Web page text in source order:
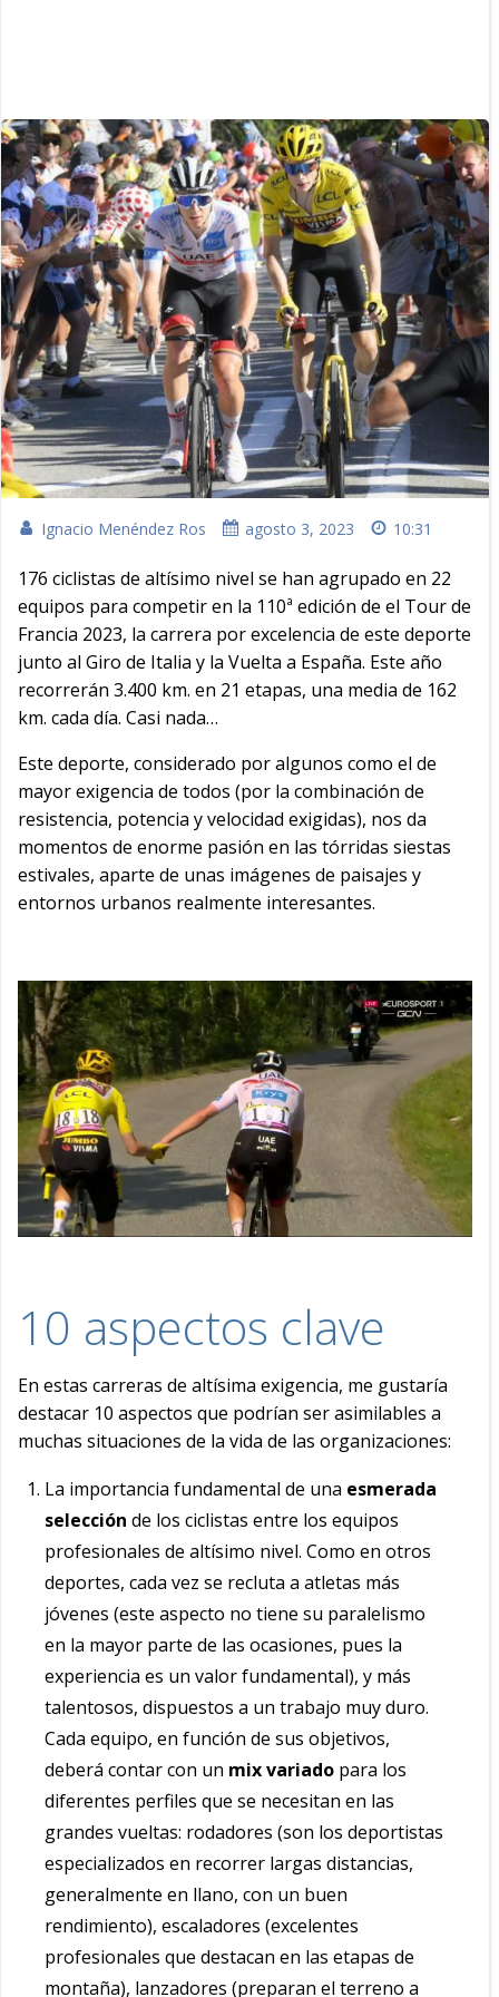
Ignacio Menéndez Ros agosto 3, 2023 10:31
176 ciclistas de altísimo nivel se han agrupado en 22
equipos para competir en la 110ª edición de el Tour de
Francia 2023, la carrera por excelencia de este deporte
junto al Giro de Italia y la Vuelta a España. Este año
recorrerán 3.400 km. en 21 etapas, una media de 162
km. cada día. Casi nada…
Este deporte, considerado por algunos como el de
mayor exigencia de todos (por la combinación de
resistencia, potencia y velocidad exigidas), nos da
momentos de enorme pasión en las tórridas siestas
estivales, aparte de unas imágenes de paisajes y
entornos urbanos realmente interesantes.
10 aspectos clave
En estas carreras de altísima exigencia, me gustaría
destacar 10 aspectos que podrían ser asimilables a
muchas situaciones de la vida de las organizaciones:
La importancia fundamental de una esmerada
selección de los ciclistas entre los equipos
profesionales de altísimo nivel. Como en otros
deportes, cada vez se recluta a atletas más
jóvenes (este aspecto no tiene su paralelismo
en la mayor parte de las ocasiones, pues la
experiencia es un valor fundamental), y más
talentosos, dispuestos a un trabajo muy duro.
Cada equipo, en función de sus objetivos,
deberá contar con un mixvariado para los
diferentes perfiles que se necesitan en las
grandes vueltas: rodadores (son los deportistas
especializados en recorrer largas distancias,
generalmente en llano, con un buen
rendimiento), escaladores (excelentes
profesionales que destacan en las etapas de
montaña), lanzadores (preparan el terreno a